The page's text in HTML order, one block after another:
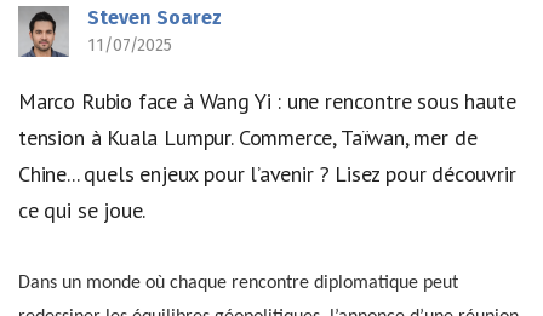
Steven Soarez
11/07/2025
Marco Rubio face à Wang Yi : une rencontre sous haute
tension à Kuala Lumpur. Commerce, Taïwan, mer de
Chine... quels enjeux pour l’avenir ? Lisez pour découvrir
ce qui se joue.
Dans un monde où chaque rencontre diplomatique peut